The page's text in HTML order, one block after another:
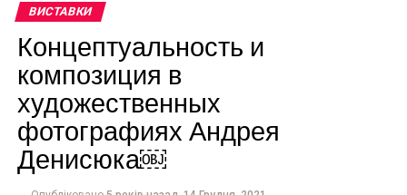
ВИСТАВКИ
Концептуальность и
композиция в
художественных
фотографиях Андрея
Денисюка￼